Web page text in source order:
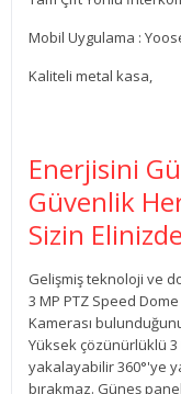
Mobil Uygulama :
Kaliteli metal kasa,
Enerjisini
Güvenlik
Sizin Elinizde
Gelişmiş teknoloji ve
3 MP PTZ Speed
Kamerası
Yüksek çözünürlüklü
yakalayabilir 360°'ye
bırakmaz. Güneş